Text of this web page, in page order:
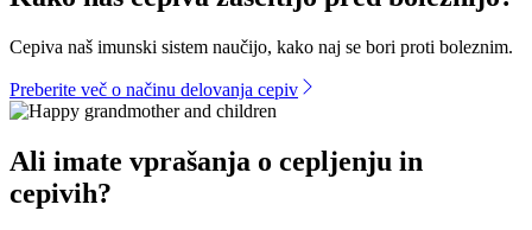
Cepiva naš imunski sistem naučijo, kako naj se bori proti boleznim.
Preberite več o načinu delovanja cepiv
Ali imate vprašanja o cepljenju in
cepivih?